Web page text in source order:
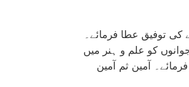
کی توفیق عطا فرمائے۔
کو علم و ہنر میں
آمین ثم آمین